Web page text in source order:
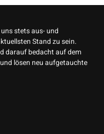
stets aus- und
Stand zu sein.
darauf bedacht auf dem
lösen neu aufgetauchte